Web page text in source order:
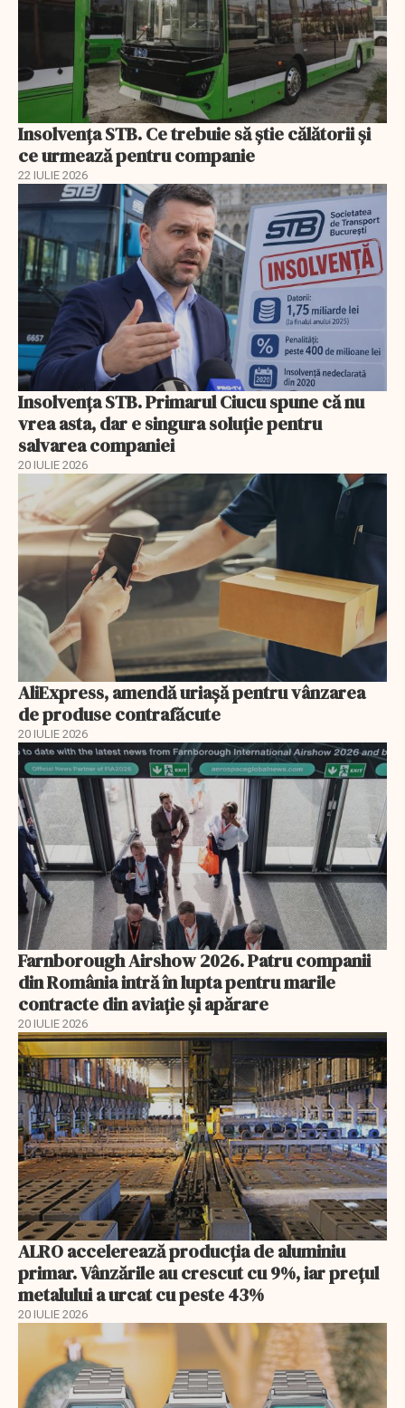
Insolvenţa STB. Ce trebuie să ştie călătorii şi
ce urmează pentru companie
22 IULIE 2026
Insolvenţa STB. Primarul Ciucu spune că nu
vrea asta, dar e singura soluţie pentru
salvarea companiei
20 IULIE 2026
AliExpress, amendă uriaşă pentru vânzarea
de produse contrafăcute
20 IULIE 2026
Farnborough Airshow 2026. Patru companii
din România intră în lupta pentru marile
contracte din aviație și apărare
20 IULIE 2026
ALRO accelerează producția de aluminiu
primar. Vânzările au crescut cu 9%, iar prețul
metalului a urcat cu peste 43%
20 IULIE 2026